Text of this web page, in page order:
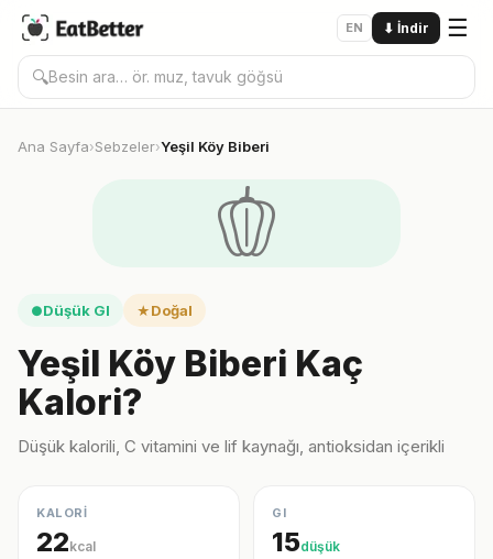
EN ⬇ İndir ☰
🔍
Ana Sayfa›Sebzeler›Yeşil Köy Biberi
🫑
●Düşük GI ★ Doğal
Yeşil Köy Biberi Kaç
Kalori?
Düşük kalorili, C vitamini ve lif kaynağı, antioksidan içerikli
KALORİ
22kcal
GI
15düşük